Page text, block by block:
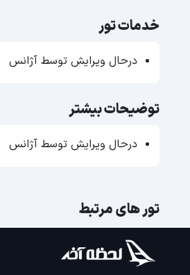
خدمات تور
درحال ویرایش توسط آژانس
توضیحات بیشتر
درحال ویرایش توسط آژانس
تور های مرتبط